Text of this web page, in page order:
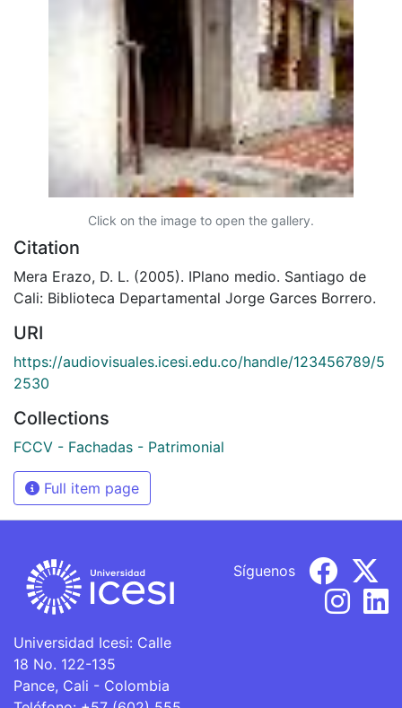
Click on the image to open the gallery.
Citation
Mera Erazo, D. L. (2005). IPlano medio. Santiago de
Cali: Biblioteca Departamental Jorge Garces Borrero.
URI
https://audiovisuales.icesi.edu.co/handle/123456789/5
2530
Collections
FCCV - Fachadas - Patrimonial
Full item page
Universidad Icesi: Calle
18 No. 122-135
Pance, Cali - Colombia
Síguenos